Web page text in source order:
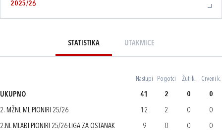
2025/26
STATISTIKA UTAKMICE
Nastupi Pogotci Žuti k. Crveni k.
UKUPNO 41 2 0 0
2. MŽNL ML PIONIRI 25/26 12 2 0 0
2.NL MLAĐI PIONIRI 25/26-LIGA ZA OSTANAK 9 0 0 0